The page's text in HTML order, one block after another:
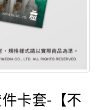
卡套-【不